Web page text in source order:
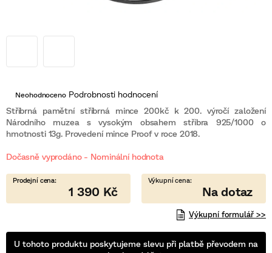
Dočasně vyprodáno - Nominální hodnota
Stříbrná pamětní stříbrná mince 200kč k 200. výročí založení
Národního muzea s vysokým obsahem stříbra 925/1000 o
hmotnosti 13g. Provedení mince Proof v roce 2018.
Průměrné
produktu
je
0,0
z
hvězdiček.
Neohodnoceno Podrobnosti hodnocení
1 390 Kč
Výkupní formulář >>
U tohoto produktu poskytujeme slevu při platbě převodem na